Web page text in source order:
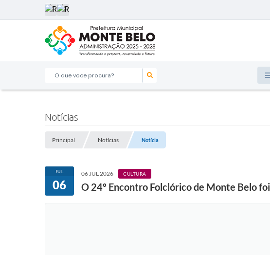
O que voce procura?
Notícias
Principal Notícias Notícia
JUL
06
06 JUL 2026 CULTURA
O 24º Encontro Folclórico de Monte Belo